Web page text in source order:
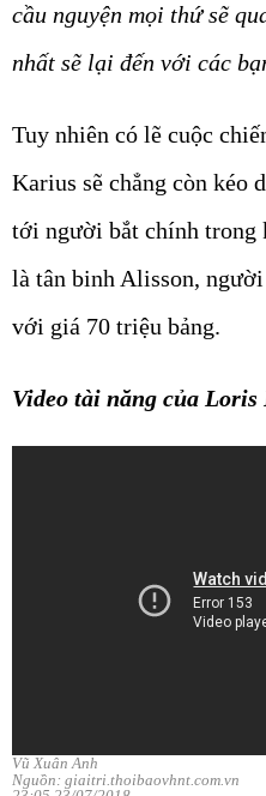
cầu nguyện mọi thứ sẽ
nhất sẽ lại đến với các
Tuy nhiên có lẽ cuộc
Karius sẽ chẳng còn kéo
tới người bắt chính trong
là tân binh Alisson,
với giá 70 triệu bảng.
Video tài năng của Loris
Vũ Xuân Anh
Nguồn: giaitri.thoibaovhnt.com.vn